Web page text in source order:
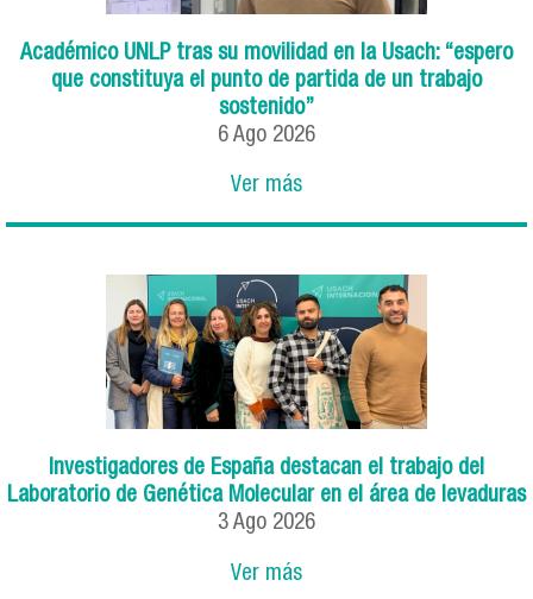
Académico UNLP tras su movilidad en la Usach: “espero
que constituya el punto de partida de un trabajo
sostenido”
6 Ago 2026
Ver más
Investigadores de España destacan el trabajo del
Laboratorio de Genética Molecular en el área de levaduras
3 Ago 2026
Ver más